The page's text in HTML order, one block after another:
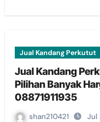
Jual Kandang Perkutut
Jual Kandang
Pilihan Banyak
08871911935
shan210421 Jul